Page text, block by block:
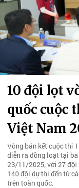
10 đội lọt
quốc cuộc
Việt Nam
Vòng bán kết cuộc thi
diễn ra đồng loạt tại
23/11/2025, với 27 đội
140 đội dự thi đến từ
trên toàn quốc.